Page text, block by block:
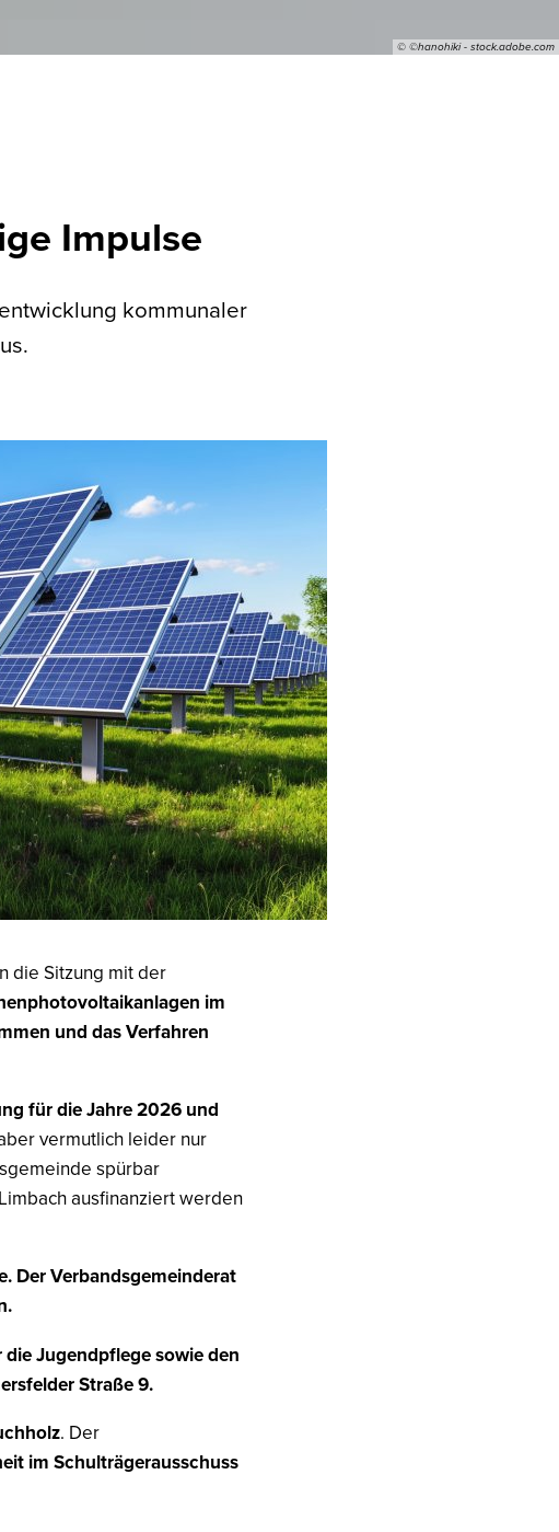
© ©hanohiki - stock.adobe.com
Impulse
kommunaler
die Sitzung mit der
im
und das Verfahren
für die Jahre 2026 und
vermutlich leider nur
spürbar
ausfinanziert werden
Der Verbandsgemeinderat
Jugendpflege sowie den
Straße 9.
. Der
im Schulträgerausschuss